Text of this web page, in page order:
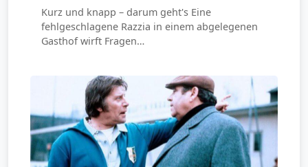
Kurz und knapp – darum geht's Eine
fehlgeschlagene Razzia in einem abgelegenen
Gasthof wirft Fragen…